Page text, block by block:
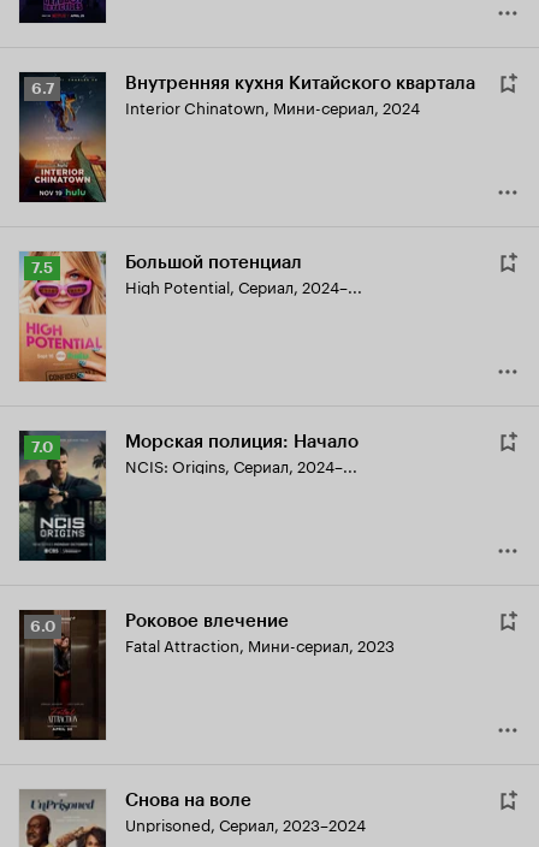
Рейтинг
Кинопоиска
6.7
6.7 Внутренняя кухня Китайского квартала
Interior Chinatown, Мини-сериал, 2024
Рейтинг
Кинопоиска
7.5
7.5 Большой потенциал
High Potential, Сериал, 2024–...
Рейтинг
Кинопоиска
7.0
7.0 Морская полиция: Начало
NCIS: Origins, Сериал, 2024–...
Рейтинг
Кинопоиска
6.0
6.0 Роковое влечение
Fatal Attraction, Мини-сериал, 2023
Снова на воле
Unprisoned, Сериал, 2023–2024